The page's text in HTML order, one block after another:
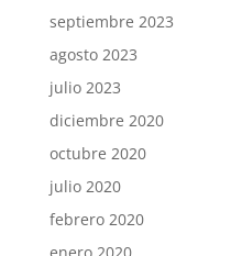
septiembre 2023
agosto 2023
julio 2023
diciembre 2020
octubre 2020
julio 2020
febrero 2020